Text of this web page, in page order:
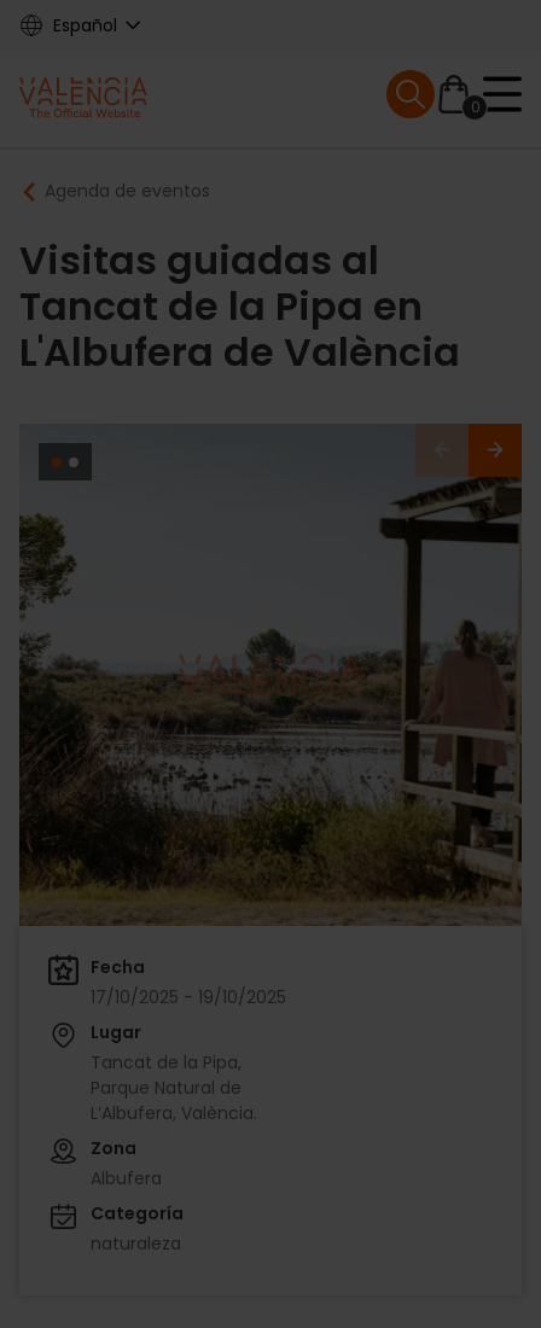
Skip
content
Español
Main
navigation
0
Mobile menu
Breadcrumb
Agenda de eventos
Visitas guiadas al
Tancat de la Pipa en
L'Albufera de València
Fecha
17/10/2025 - 19/10/2025
Lugar
Tancat de la Pipa,
Parque Natural de
L’Albufera, València.
Zona
Albufera
Categoría
naturaleza